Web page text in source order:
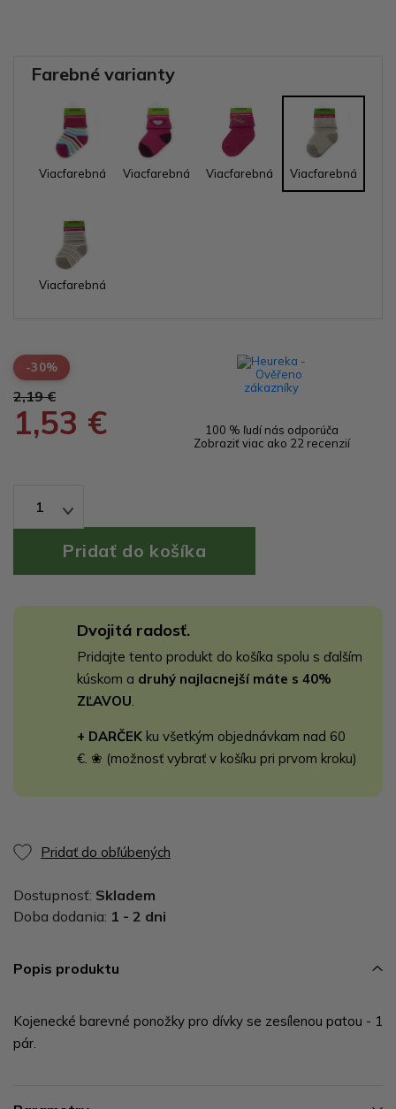
Farebné varianty
Viacfarebná Viacfarebná Viacfarebná Viacfarebná
Viacfarebná
-30%
2,19 €
1,53 €
100 % ľudí nás odporúča
Zobraziť viac ako 22 recenzií
1
Dvojitá radosť.
Pridajte tento produkt do košíka spolu s ďalším
kúskom a druhý najlacnejší máte s 40%
ZĽAVOU
+ DARČEK ku všetkým objednávkam nad 60
€. ❀ (možnosť vybrať v košíku pri prvom kroku)
Pridať do obľúbených
Dostupnosť: Skladem
Doba dodania: 1 - 2 dni
Popis produktu
Kojenecké barevné ponožky pro dívky se zesílenou patou - 1
pár.